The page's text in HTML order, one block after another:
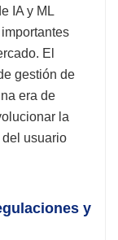
IA y ML
El
gestión de
era de
la
usuario
y